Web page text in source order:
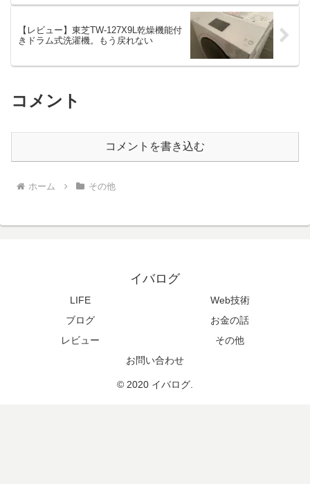
【レビュー】東芝TW-127X9L乾燥機能付
きドラム式洗濯機。もう戻れない
コメント
コメントを書き込む
ホーム その他
イバログ
LIFE
Web技術
ブログ
お金の話
レビュー
その他
お問い合わせ
© 2020 イバログ.